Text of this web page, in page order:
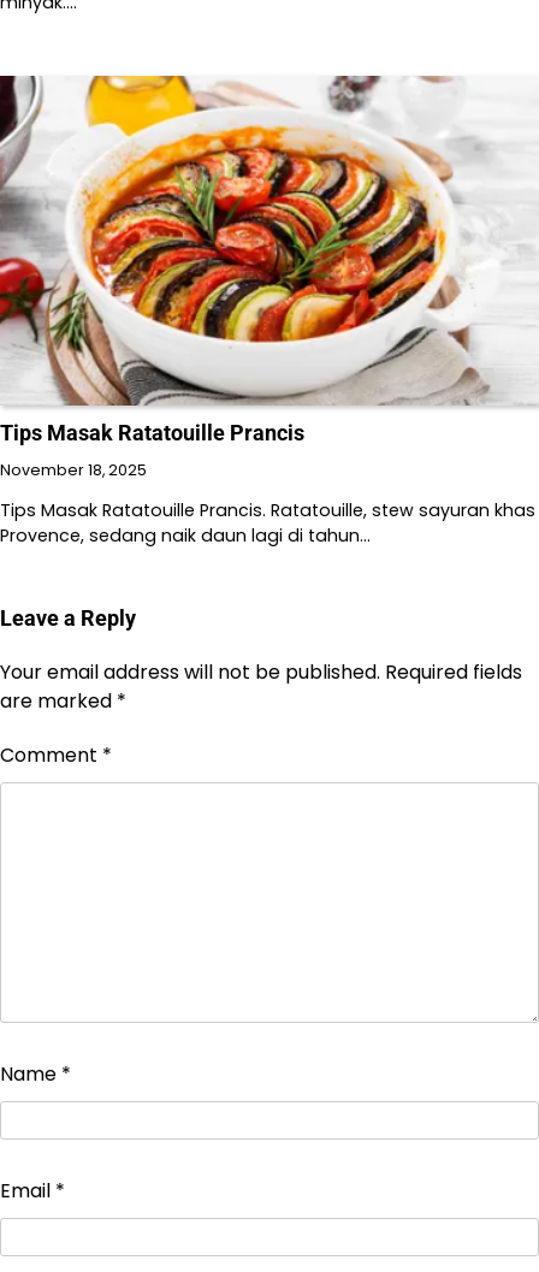
Tips Masak Ratatouille Prancis
November 18, 2025
Tips Masak Ratatouille Prancis. Ratatouille, stew sayuran khas
Provence, sedang naik daun lagi di tahun…
Leave a Reply
Your email address will not be published. Required fields
are marked *
Comment *
Name *
Email *